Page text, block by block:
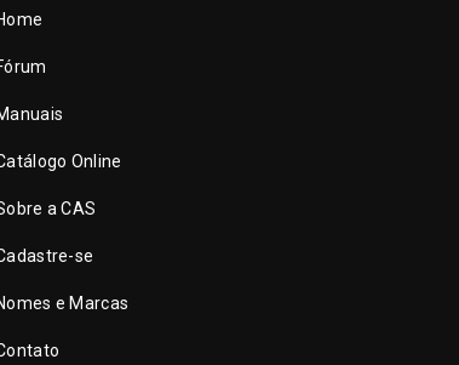
Online
a CAS
se
e Marcas